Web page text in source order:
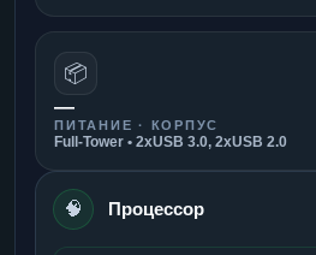
📦
—
ПИТАНИЕ · КОРПУС
Full-Tower • 2xUSB 3.0, 2xUSB 2.0
🧠 Процессор